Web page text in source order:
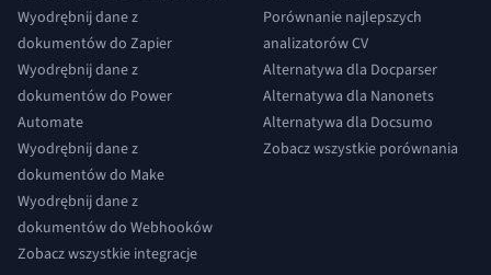
Wyodrębnij dane z
dokumentów do Zapier
Wyodrębnij dane z
dokumentów do Power
Automate
Wyodrębnij dane z
dokumentów do Make
Wyodrębnij dane z
dokumentów do Webhooków
Zobacz wszystkie integracje
Porównanie najlepszych
analizatorów CV
Alternatywa dla Docparser
Alternatywa dla Nanonets
Alternatywa dla Docsumo
Zobacz wszystkie porównania